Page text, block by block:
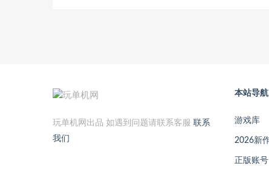
玩单机网出品 如遇到问题请联系客服 联系
我们
本站导航
游戏库
2026新
正版账号